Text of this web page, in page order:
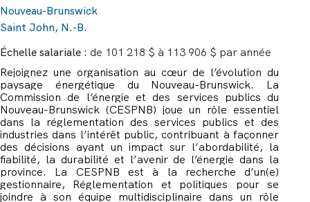
Nouveau-Brunswick
Saint John, N.-B.
Échelle salariale : de 101 218 $ à 113 906 $ par année
Rejoignez une organisation au cœur de l’évolution du
paysage énergétique du Nouveau-Brunswick. La
Commission de l’énergie et des services publics du
Nouveau-Brunswick (CESPNB) joue un rôle essentiel
dans la réglementation des services publics et des
industries dans l’intérêt public, contribuant à façonner
des décisions ayant un impact sur l’abordabilité, la
fiabilité, la durabilité et l’avenir de l’énergie dans la
province. La CESPNB est à la recherche d’un(e)
gestionnaire, Réglementation et politiques pour se
joindre à son équipe multidisciplinaire dans un rôle